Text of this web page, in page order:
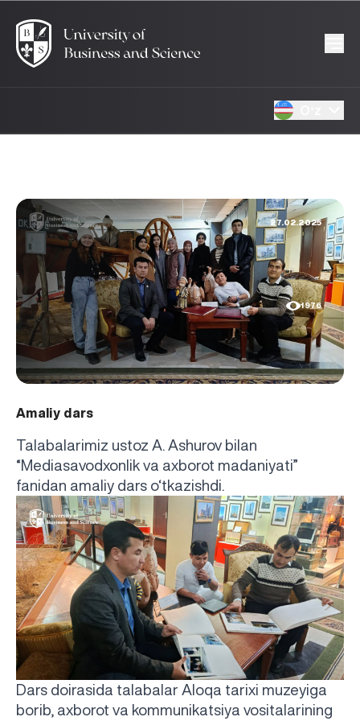
27.02.2025
1976
Amaliy dars
Talabalarimiz ustoz A. Ashurov bilan
“Mediasavodxonlik va axborot madaniyati”
fanidan amaliy dars o‘tkazishdi.
Dars doirasida talabalar Aloqa tarixi muzeyiga
borib, axborot va kommunikatsiya vositalarining